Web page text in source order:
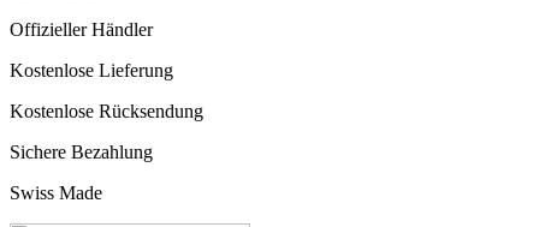
Offizieller Händler
Kostenlose Lieferung
Kostenlose Rücksendung
Sichere Bezahlung
Swiss Made